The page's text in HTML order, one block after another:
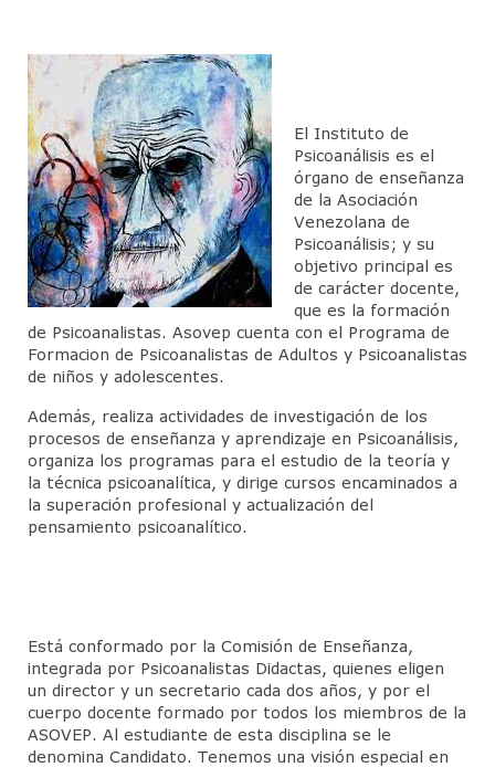
Actividades Cientificas
Jornadas Anuales Sigmund Freud
CineForo
Cineforo – Hater
Cineforo – El Silencio de Otros
CineForo – las 50 Sombras de Grey
Cine Foro – La Isla Siniestra
CineForo – Guillaume y los chicos… ¡a la
mesa!
CineForo – El Pasado
CineForo – Malefica
CineForo – Hannan Arendt
Curso de Psicoterapia Psicoanálitica
Actividades del Mes
El Instituto de
Psicoanálisis es el
órgano de enseñanza
de la Asociación
Venezolana de
Psicoanálisis; y su
objetivo principal es
de carácter docente,
que es la formación
de Psicoanalistas. Asovep cuenta con el Programa de
Formacion de Psicoanalistas de Adultos y Psicoanalistas
de niños y adolescentes.
Además, realiza actividades de investigación de los
procesos de enseñanza y aprendizaje en Psicoanálisis,
organiza los programas para el estudio de la teoría y
la técnica psicoanalítica, y dirige cursos encaminados a
la superación profesional y actualización del
pensamiento psicoanalítico.
Está conformado por la Comisión de Enseñanza,
integrada por Psicoanalistas Didactas, quienes eligen
un director y un secretario cada dos años, y por el
cuerpo docente formado por todos los miembros de la
ASOVEP. Al estudiante de esta disciplina se le
denomina Candidato. Tenemos una visión especial en